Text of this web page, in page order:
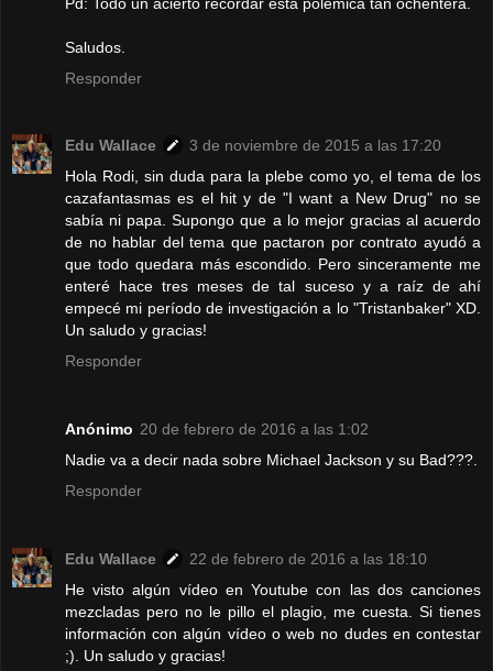
Saludos.
Responder
Edu Wallace
3 de noviembre de 2015 a las 17:20
Hola Rodi, sin duda para la plebe como yo, el tema de los
cazafantasmas es el hit y de "I want a New Drug" no se
sabía ni papa. Supongo que a lo mejor gracias al acuerdo
de no hablar del tema que pactaron por contrato ayudó a
que todo quedara más escondido. Pero sinceramente me
enteré hace tres meses de tal suceso y a raíz de ahí
empecé mi período de investigación a lo "Tristanbaker" XD.
Un saludo y gracias!
Responder
Anónimo 20 de febrero de 2016 a las 1:02
Nadie va a decir nada sobre Michael Jackson y su Bad???.
Responder
Edu Wallace
22 de febrero de 2016 a las 18:10
He visto algún vídeo en Youtube con las dos canciones
mezcladas pero no le pillo el plagio, me cuesta. Si tienes
información con algún vídeo o web no dudes en contestar
;). Un saludo y gracias!